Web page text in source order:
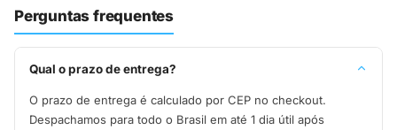
Perguntas frequentes
Qual o prazo de entrega?
O prazo de entrega é calculado por CEP no checkout.
Despachamos para todo o Brasil em até 1 dia útil após